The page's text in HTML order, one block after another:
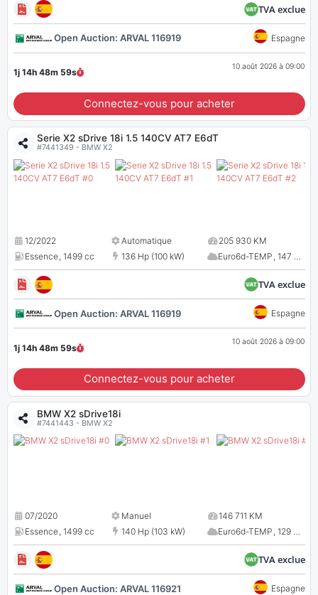
TVA exclue
Open Auction: ARVAL 116919 Espagne
1j 14h 48m 58s
10 août 2026 à 09:00
Connectez-vous pour acheter
Serie X2 sDrive 18i 1.5 140CV AT7 E6dT
#7441349 - BMW X2
12/2022 Automatique
205 930 KM
Essence, 1499 cc 136 Hp (100 kW) Euro6d-TEMP, 147 CO
TVA exclue
Open Auction: ARVAL 116919 Espagne
1j 14h 48m 58s
10 août 2026 à 09:00
Connectez-vous pour acheter
BMW X2 sDrive18i
#7441443 - BMW X2
07/2020 Manuel
146 711 KM
Essence, 1499 cc 140 Hp (103 kW) Euro6d-TEMP, 129 CO
TVA exclue
Open Auction: ARVAL 116921 Espagne